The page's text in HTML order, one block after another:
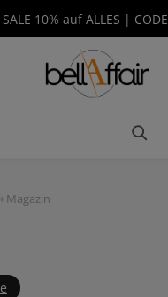
10% auf ALLES |
Magazin